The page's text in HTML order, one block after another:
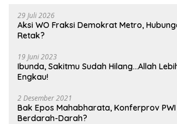
29 Juli 2026
Aksi WO Fraksi Demokrat Metro,
Retak?
19 Juni 2023
Ibunda, Sakitmu Sudah Hilang…Allah
Engkau!
2 Desember 2021
Bak Epos Mahabharata, Konferprov
Berdarah-Darah?